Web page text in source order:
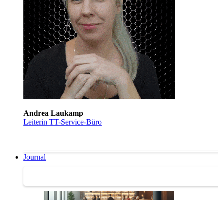
Andrea Laukamp
Leiterin TT-Service-Büro
Journal